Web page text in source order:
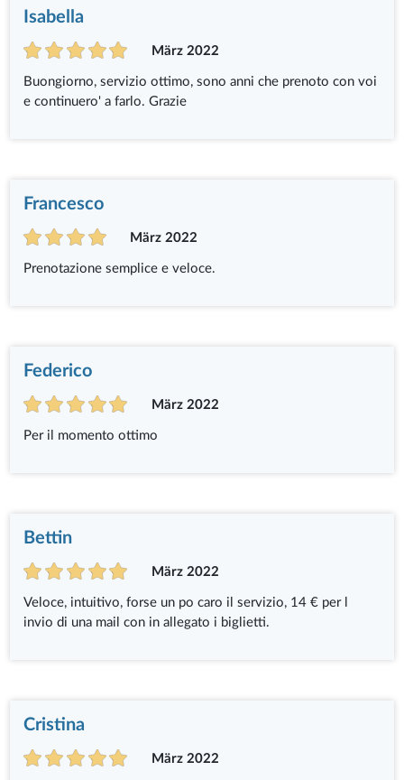
Isabella
März 2022
Buongiorno, servizio ottimo, sono anni che prenoto con voi
e continuero' a farlo. Grazie
Francesco
März 2022
Prenotazione semplice e veloce.
Federico
März 2022
Per il momento ottimo
Bettin
März 2022
Veloce, intuitivo, forse un po caro il servizio, 14 € per l
invio di una mail con in allegato i biglietti.
Cristina
März 2022